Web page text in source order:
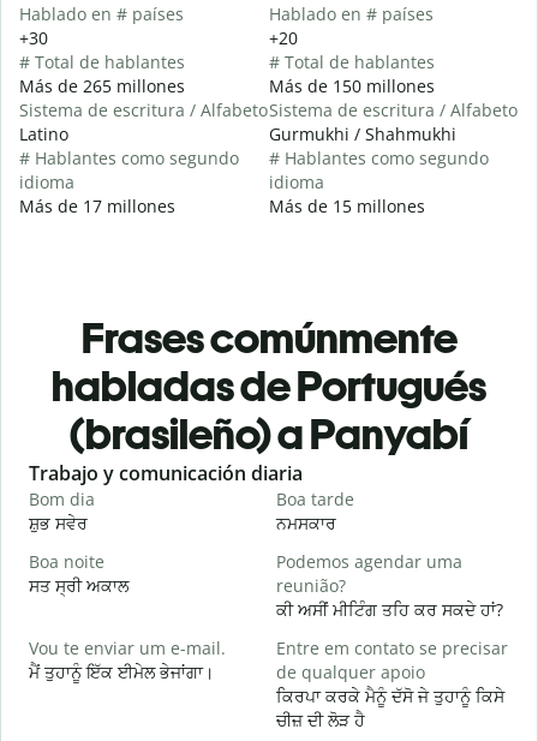
Hablado en # países
+30
# Total de hablantes
Más de 265 millones
Sistema de escritura / Alfabeto
Latino
# Hablantes como segundo
idioma
Más de 17 millones
Hablado en # países
+20
# Total de hablantes
Más de 150 millones
Sistema de escritura / Alfabeto
Gurmukhi / Shahmukhi
# Hablantes como segundo
idioma
Más de 15 millones
Frases comúnmente
habladas de Portugués
(brasileño) a Panyabí
Slide 1 of 6
Trabajo y comunicación diaria
Bom dia
ਸ਼ੁਭ ਸਵੇਰ
Boa tarde
ਨਮਸਕਾਰ
Boa noite
ਸਤ ਸ੍ਰੀ ਅਕਾਲ
Podemos agendar uma
reunião?
ਕੀ ਅਸੀਂ ਮੀਟਿੰਗ ਤਹਿ ਕਰ ਸਕਦੇ ਹਾਂ?
Vou te enviar um e-mail.
ਮੈਂ ਤੁਹਾਨੂੰ ਇੱਕ ਈਮੇਲ ਭੇਜਾਂਗਾ।
Entre em contato se precisar
de qualquer apoio
ਕਿਰਪਾ ਕਰਕੇ ਮੈਨੂੰ ਦੱਸੋ ਜੇ ਤੁਹਾਨੂੰ ਕਿਸੇ
ਚੀਜ਼ ਦੀ ਲੋੜ ਹੈ